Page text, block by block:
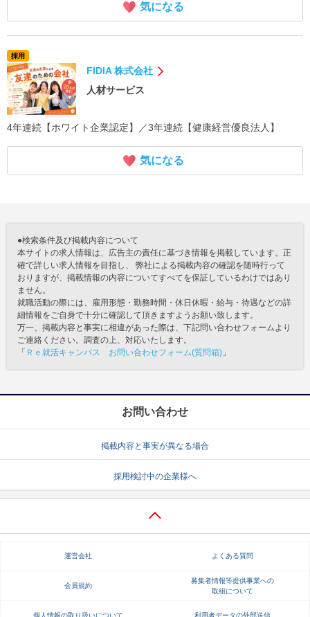
気になる
採用
FIDIA 株式会社
人材サービス
4年連続【ホワイト企業認定】／3年連続【健康経営優良法人】
気になる
●検索条件及び掲載内容について
本サイトの求人情報は、広告主の責任に基づき情報を掲載しています。正
確で詳しい求人情報を目指し、 弊社による掲載内容の確認を随時行って
おりますが、掲載情報の内容についてすべてを保証しているわけではあり
ません。
就職活動の際には、雇用形態・勤務時間・休日休暇・給与・待遇などの詳
細情報をご自身で十分に確認して頂きますようお願い致します。
万一、掲載内容と事実に相違があった際は、下記問い合わせフォームより
ご連絡ください。調査の上、対応いたします。
「 Ｒｅ就活キャンパス お問い合わせフォーム(質問箱) 」
お問い合わせ
掲載内容と事実が異なる場合
採用検討中の企業様へ
運営会社 よくある質問
会員規約
募集者情報等提供事業への
取組について
個人情報の取り扱いについて 利用者データの外部送信